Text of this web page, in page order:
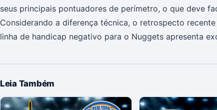
seus principais pontuadores de perímetro, o que deve
Considerando a diferença técnica, o retrospecto
linha de handicap negativo para o Nuggets apresenta
Leia Também